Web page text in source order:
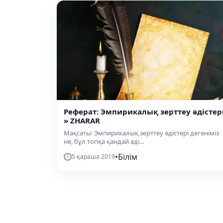
Реферат: Эмпирикалық зерттеу
» ZHARAR
Мақсаты: Эмпирикалық зерттеу әдістері дегеніміз
не, бұл топқа қандай әді...
5 қараша 2019•Білім